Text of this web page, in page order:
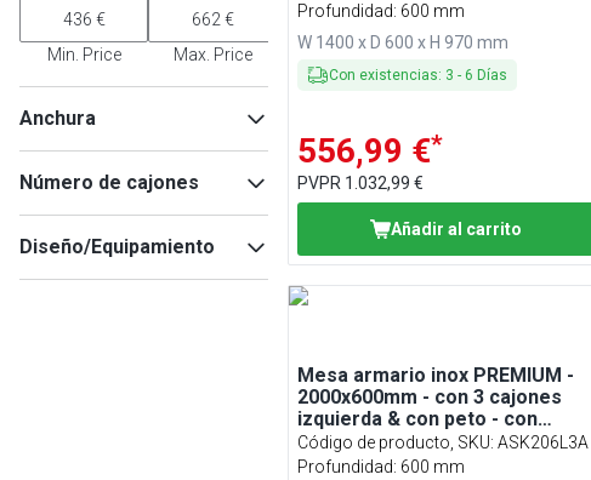
Min. Price Max. Price
Anchura
Min Max
Número de cajones
2(1)
Diseño/Equipamiento
Profundidad: 600 mm
W 1400 x D 600 x H 970 mm
Con existencias: 3 - 6 Días
556,99 €*
PVPR 1.032,99 €
Añadir al carrito
Mesa armario inox PREMIUM -
2000x600mm - con 3 cajones
izquierda & con peto - con
estante intermedio
Código de producto, SKU: ASK206L3A
Profundidad: 600 mm